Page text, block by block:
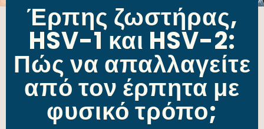
Έρπης ζωστήρας,
HSV-1 και HSV-2:
Πώς να απαλλαγείτε
από τον έρπητα με
φυσικό τρόπο;